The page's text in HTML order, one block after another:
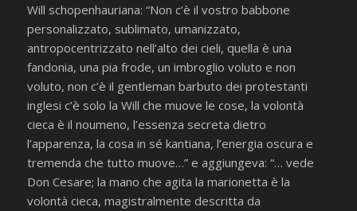
Will schopenhauriana: “Non c’è il vostro babbone
personalizzato, sublimato, umanizzato,
antropocentrizzato nell’alto dei cieli, quella è una
fandonia, una pia frode, un imbroglio voluto e non
voluto, non c’è il gentleman barbuto dei protestanti
inglesi c’è solo la Will che muove le cose, la volontà
cieca è il noumeno, l’essenza secreta dietro
l’apparenza, la cosa in sé kantiana, l’energia oscura e
tremenda che tutto muove…” e aggiungeva: “… vede
Don Cesare; la mano che agita la marionetta è la
volontà cieca, magistralmente descritta da